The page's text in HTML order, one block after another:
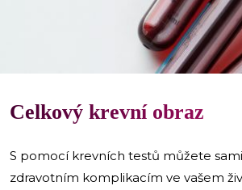
Celkový krevní obraz
S pomocí krevních testů můžete
zdravotním komplikacím ve vašem